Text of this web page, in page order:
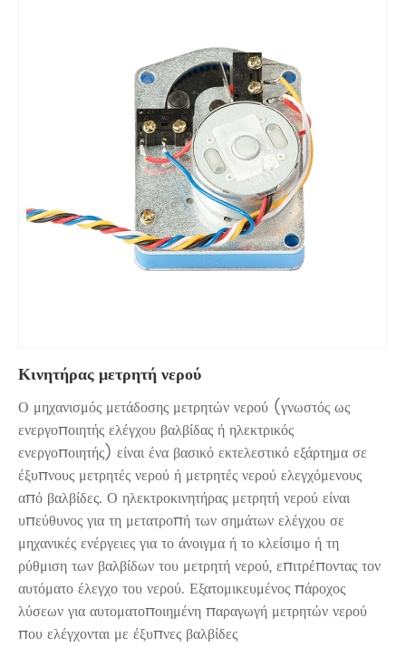
Κινητήρας μετρητή νερού
Ο μηχανισμός μετάδοσης μετρητών νερού (γνωστός ως
ενεργοποιητής ελέγχου βαλβίδας ή ηλεκτρικός
ενεργοποιητής) είναι ένα βασικό εκτελεστικό εξάρτημα σε
έξυπνους μετρητές νερού ή μετρητές νερού ελεγχόμενους
από βαλβίδες. Ο ηλεκτροκινητήρας μετρητή νερού είναι
υπεύθυνος για τη μετατροπή των σημάτων ελέγχου σε
μηχανικές ενέργειες για το άνοιγμα ή το κλείσιμο ή τη
ρύθμιση των βαλβίδων του μετρητή νερού, επιτρέποντας τον
αυτόματο έλεγχο του νερού. Εξατομικευμένος πάροχος
λύσεων για αυτοματοποιημένη παραγωγή μετρητών νερού
που ελέγχονται με έξυπνες βαλβίδες